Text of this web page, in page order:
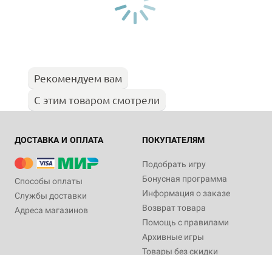
Рекомендуем вам
С этим товаром смотрели
ДОСТАВКА И ОПЛАТА
Способы оплаты
Службы доставки
Адреса магазинов
ПОКУПАТЕЛЯМ
Подобрать игру
Бонусная программа
Информация о заказе
Возврат товара
Помощь с правилами
Архивные игры
Товары без скидки